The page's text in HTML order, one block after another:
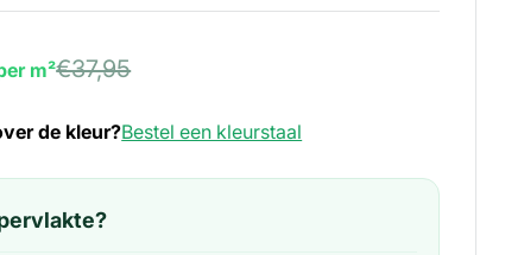
m²€37,95
de kleur?Bestel een kleurstaal